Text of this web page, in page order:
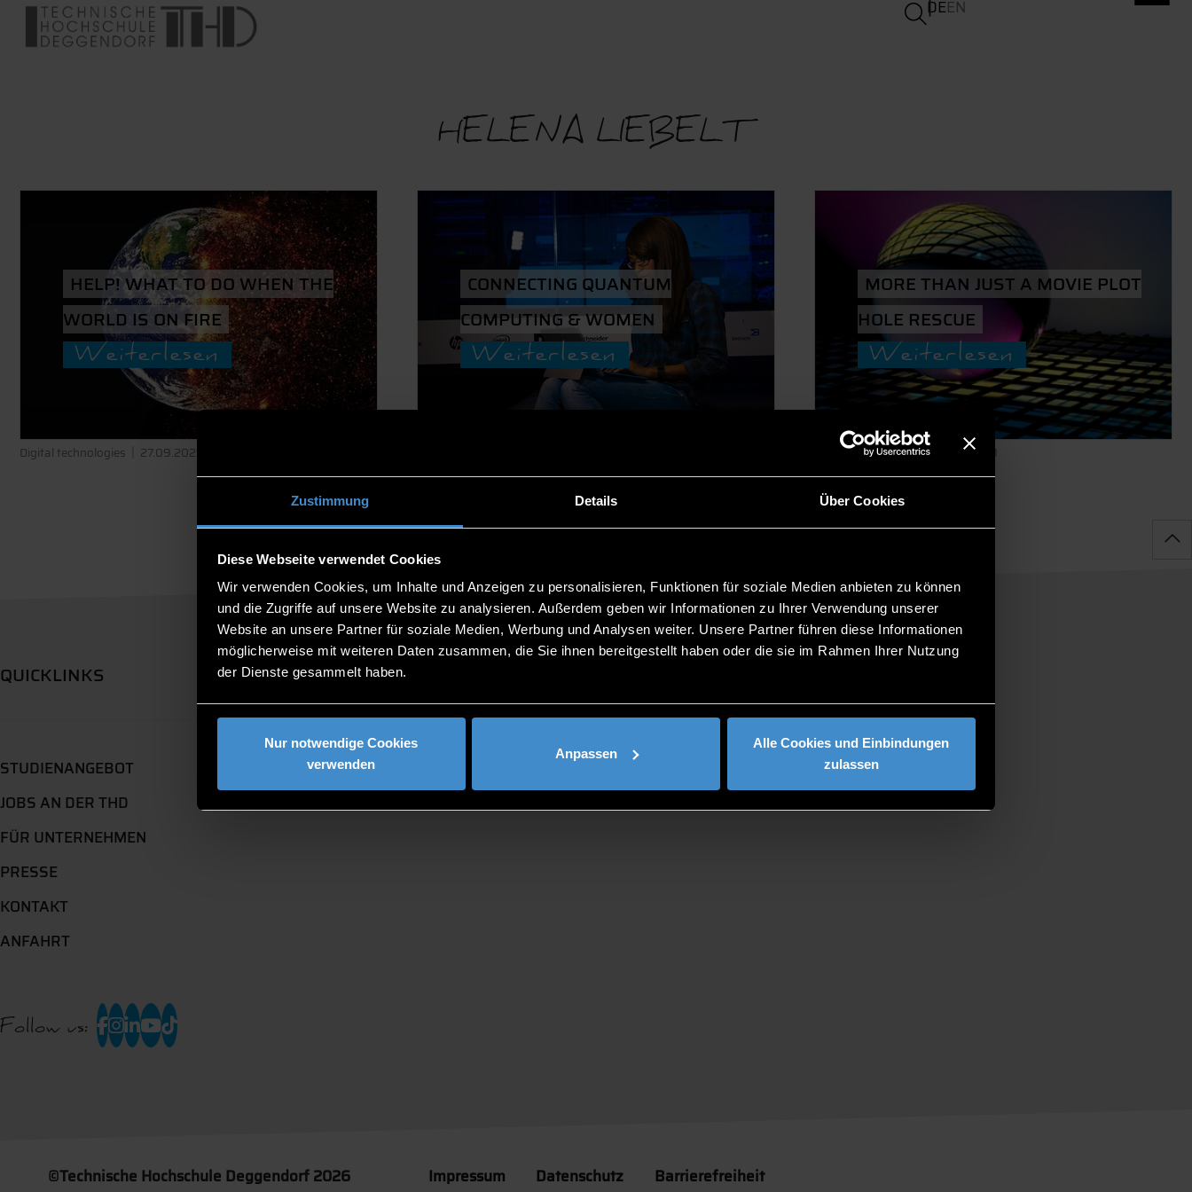
Zustimmung Details Über Cookies
Diese Webseite verwendet Cookies
Wir verwenden Cookies, um Inhalte und Anzeigen zu personalisieren, Funktionen für soziale Medien anbieten zu können
und die Zugriffe auf unsere Website zu analysieren. Außerdem geben wir Informationen zu Ihrer Verwendung unserer
Website an unsere Partner für soziale Medien, Werbung und Analysen weiter. Unsere Partner führen diese Informationen
möglicherweise mit weiteren Daten zusammen, die Sie ihnen bereitgestellt haben oder die sie im Rahmen Ihrer Nutzung
der Dienste gesammelt haben.
Nur notwendige Cookies
verwenden
Anpassen
Alle Cookies und Einbindungen
zulassen
DEEN
HELENA LIEBELT
HELP! WHAT TO DO WHEN THE
WORLD IS ON FIRE
Weiterlesen
Digital technologies 27.09.2021
CONNECTING QUANTUM
COMPUTING & WOMEN
Weiterlesen
MORE THAN JUST A MOVIE PLOT
HOLE RESCUE
Weiterlesen
Digital technologies 04.03.2021
QUICKLINKS
STUDIENANGEBOT
JOBS AN DER THD
FÜR UNTERNEHMEN
PRESSE
KONTAKT
ANFAHRT
Follow us:
©Technische Hochschule Deggendorf 2026 Impressum Datenschutz Barrierefreiheit